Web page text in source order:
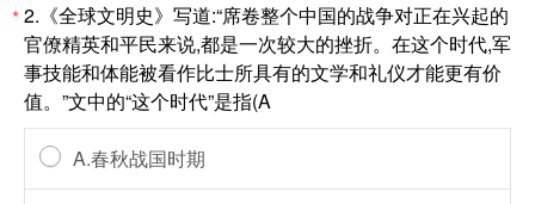
*2.《全球文明史》写道:“席卷整个中国的战争对正在兴起的
官僚精英和平民来说,都是一次较大的挫折。在这个时代,军
事技能和体能被看作比士所具有的文学和礼仪才能更有价
值。”文中的“这个时代”是指(A
A.春秋战国时期